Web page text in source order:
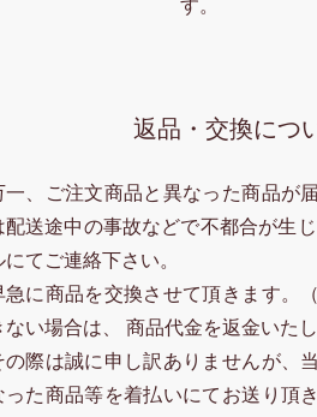
す。
返品・交換につ
一、ご注文商品と異なった商品が
配送途中の事故などで不都合が生
にてご連絡下さい。
急に商品を交換させて頂きます。
ない場合は、 商品代金を返金いたし
の際は誠に申し訳ありませんが、
った商品等を着払いにてお送り頂